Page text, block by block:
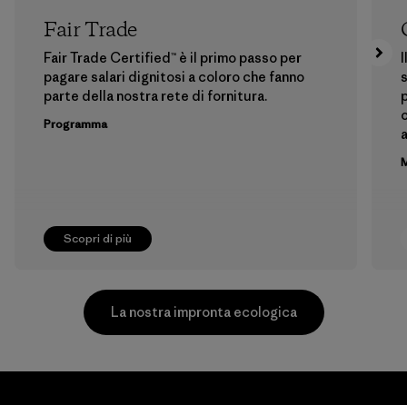
Scopri di più
Fair Trade
Fair Trade Certified™ è il primo passo per
pagare salari dignitosi a coloro che fanno
parte della nostra rete di fornitura.
Programma
La nostra impronta ecologica